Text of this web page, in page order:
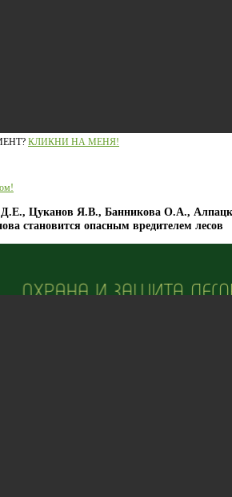
КЛИКНИ НА МЕНЯ!
Цуканов Я.В., Банникова О.А.,
становится опасным вредителем лесов